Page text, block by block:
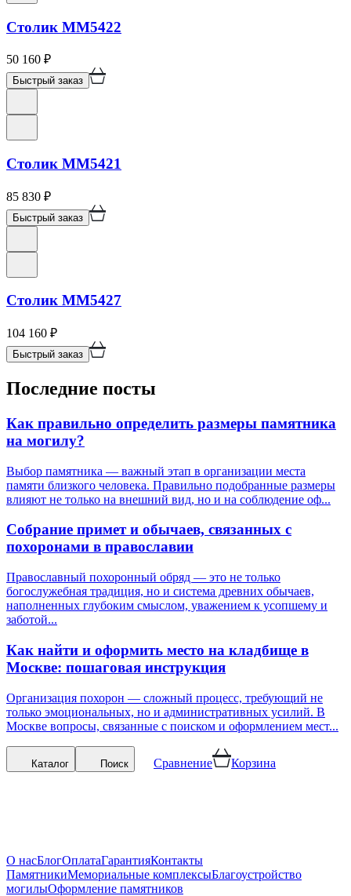
Столик ММ5422
50 160 ₽
Быстрый заказ
Столик ММ5421
85 830 ₽
Быстрый заказ
Столик ММ5427
104 160 ₽
Быстрый заказ
Последние посты
Как правильно определить размеры памятника
на могилу?
Выбор памятника — важный этап в организации места
памяти близкого человека. Правильно подобранные размеры
влияют не только на внешний вид, но и на соблюдение оф...
Собрание примет и обычаев, связанных с
похоронами в православии
Православный похоронный обряд — это не только
богослужебная традиция, но и система древних обычаев,
наполненных глубоким смыслом, уважением к усопшему и
заботой...
Как найти и оформить место на кладбище в
Москве: пошаговая инструкция
Организация похорон — сложный процесс, требующий не
только эмоциональных, но и административных усилий. В
Москве вопросы, связанные с поиском и оформлением мест...
Каталог Поиск Сравнение Корзина
О насБлогОплатаГарантияКонтакты
ПамятникиМемориальные комплексыБлагоустройство
могилыОформление памятников